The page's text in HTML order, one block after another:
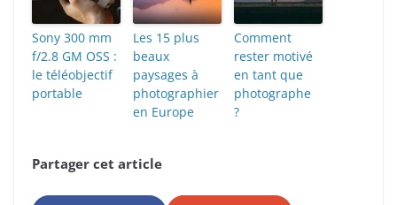
Sony 300 mm
f/2.8 GM OSS :
le téléobjectif
portable
Les 15 plus
beaux
paysages à
photographier
en Europe
Comment
rester motivé
en tant que
photographe
?
Partager cet article